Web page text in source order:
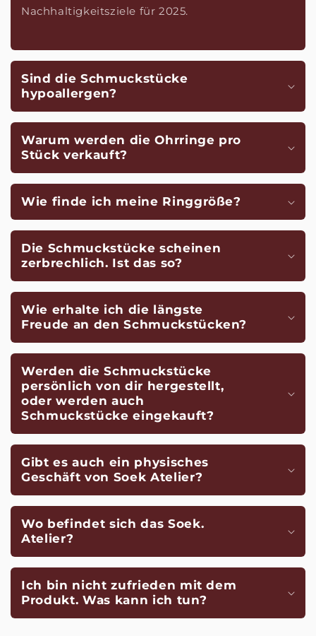
Nachhaltigkeitsziele für 2025.
Sind die Schmuckstücke
hypoallergen?
Warum werden die Ohrringe pro
Stück verkauft?
Wie finde ich meine Ringgröße?
Die Schmuckstücke scheinen
zerbrechlich. Ist das so?
Wie erhalte ich die längste
Freude an den Schmuckstücken?
Werden die Schmuckstücke
persönlich von dir hergestellt,
oder werden auch
Schmuckstücke eingekauft?
Gibt es auch ein physisches
Geschäft von Soek Atelier?
Wo befindet sich das Soek.
Atelier?
Ich bin nicht zufrieden mit dem
Produkt. Was kann ich tun?